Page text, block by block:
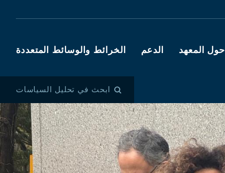
حول المعهد الدعم الخرائط والوسائط المتعددة
ابحث في تحليل السياسات